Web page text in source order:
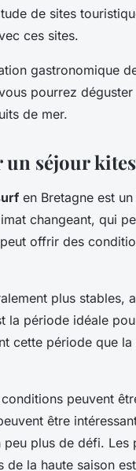
de sites
ces sites.
gastronomique
pourrez
de mer.
séjour
en Bretagne est
changeant, qui
offrir des
plus stables,
la période idéale
cette période que
peuvent
être
plus de défi.
de la haute saison